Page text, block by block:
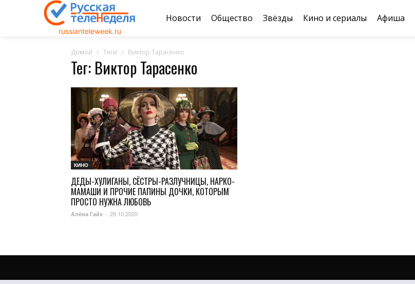
russianteleweek.ru
Новости Общество Звёзды Кино и сериалы Афиша
Домой Теги Виктор Тарасенко
Тег: Виктор Тарасенко
КИНО
ДЕДЫ-ХУЛИГАНЫ, СЁСТРЫ-РАЗЛУЧНИЦЫ, НАРКО-
МАМАШИ И ПРОЧИЕ ПАПИНЫ ДОЧКИ, КОТОРЫМ
ПРОСТО НУЖНА ЛЮБОВЬ
Алёна Гайх - 29.10.2020